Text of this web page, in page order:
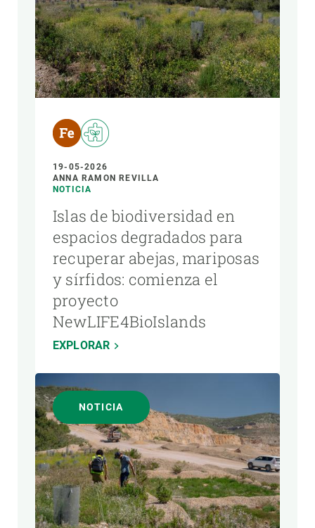
19-05-2026
ANNA RAMON REVILLA
NOTICIA
Islas de biodiversidad en
espacios degradados para
recuperar abejas, mariposas
y sírfidos: comienza el
proyecto
NewLIFE4BioIslands
EXPLORAR
NOTICIA